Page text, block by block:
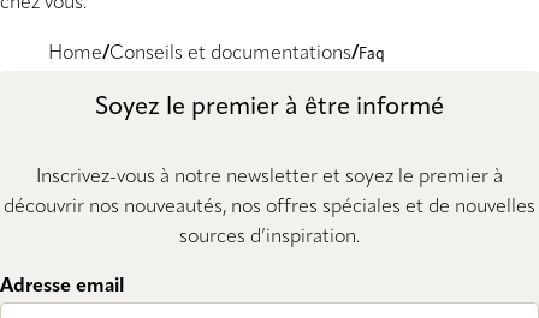
Home Conseils et documentations Faq
Soyez le premier à être informé
Inscrivez-vous à notre newsletter et soyez le premier à
découvrir nos nouveautés, nos offres spéciales et de nouvelles
sources d’inspiration.
Adresse email